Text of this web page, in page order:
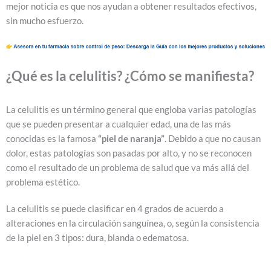
mejor noticia es que nos ayudan a obtener resultados efectivos,
sin mucho esfuerzo.
¿Qué es la celulitis? ¿Cómo se manifiesta?
La celulitis es un término general que engloba varias patologías
que se pueden presentar a cualquier edad, una de las más
conocidas es la famosa “piel de naranja”. Debido a que no causan
dolor, estas patologías son pasadas por alto, y no se reconocen
como el resultado de un problema de salud que va más allá del
problema estético.
La celulitis se puede clasificar en 4 grados de acuerdo a
alteraciones en la circulación sanguínea, o, según la consistencia
de la piel en 3 tipos: dura, blanda o edematosa.